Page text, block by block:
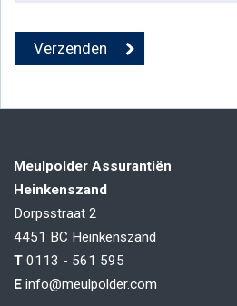
Meulpolder Assurantiën
Heinkenszand
Dorpsstraat 2
4451 BC Heinkenszand
T 0113 - 561 595
E info@meulpolder.com